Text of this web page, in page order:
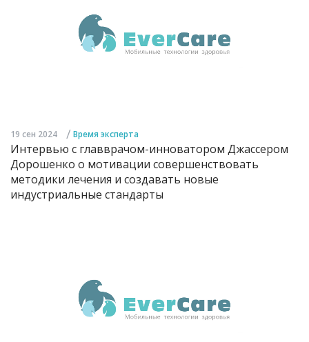
19 сен 2024 / Время эксперта
Интервью с главврачом-инноватором Джассером
Дорошенко о мотивации совершенствовать
методики лечения и создавать новые
индустриальные стандарты